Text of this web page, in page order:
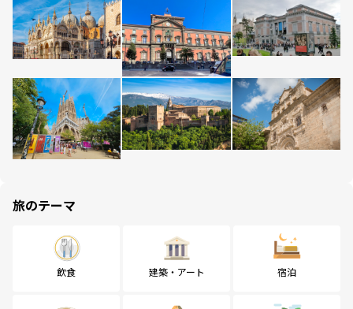
旅のテーマ
飲食 建築・アート 宿泊